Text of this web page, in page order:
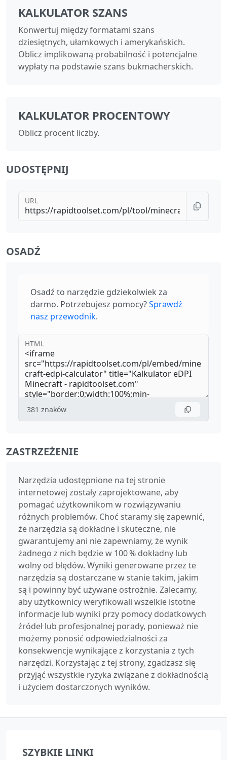
KALKULATOR SZANS
Konwertuj między formatami szans
dziesiętnych, ułamkowych i amerykańskich.
Oblicz implikowaną probabilność i potencjalne
wypłaty na podstawie szans bukmacherskich.
KALKULATOR PROCENTOWY
Oblicz procent liczby.
UDOSTĘPNIJ
URL
OSADŹ
Osadź to narzędzie gdziekolwiek za
darmo. Potrzebujesz pomocy?Sprawdź
nasz przewodnik.
HTML
381 znaków
ZASTRZEŻENIE
Narzędzia udostępnione na tej stronie
internetowej zostały zaprojektowane, aby
pomagać użytkownikom w rozwiązywaniu
różnych problemów. Choć staramy się zapewnić,
że narzędzia są dokładne i skuteczne, nie
gwarantujemy ani nie zapewniamy, że wynik
żadnego z nich będzie w 100 % dokładny lub
wolny od błędów. Wyniki generowane przez te
narzędzia są dostarczane w stanie takim, jakim
są i powinny być używane ostrożnie. Zalecamy,
aby użytkownicy weryfikowali wszelkie istotne
informacje lub wyniki przy pomocy dodatkowych
źródeł lub profesjonalnej porady, ponieważ nie
możemy ponosić odpowiedzialności za
konsekwencje wynikające z korzystania z tych
narzędzi. Korzystając z tej strony, zgadzasz się
przyjąć wszystkie ryzyka związane z dokładnością
i użyciem dostarczonych wyników.
SZYBKIE LINKI